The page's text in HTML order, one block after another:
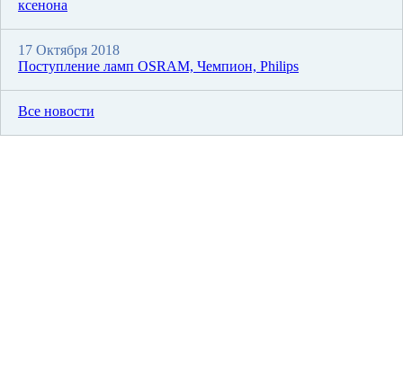
ксенона
17 Октября 2018
Поступление ламп OSRAM, Чемпион, Philips
Все новости